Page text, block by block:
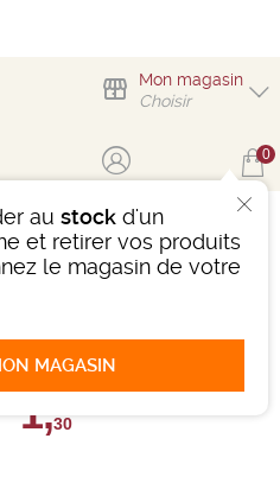
Mon magasin
Choisir
au stock d'un
et retirer vos produits
le magasin de votre
MAGASIN
0
SAKEBOX 1 BOUTEILLE
Ref : 484522
Donnez votre avis
1,30